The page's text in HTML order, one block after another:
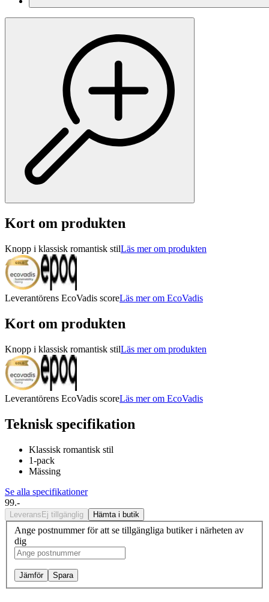
Kort om produkten
Knopp i klassisk romantisk stilLäs mer om produkten
Leverantörens EcoVadis scoreLäs mer om EcoVadis
Kort om produkten
Knopp i klassisk romantisk stilLäs mer om produkten
Leverantörens EcoVadis scoreLäs mer om EcoVadis
Teknisk specifikation
Klassisk romantisk stil
1-pack
Mässing
Se alla specifikationer
99.-
Leverans Ej tillgänglig Hämta i butik
Ange postnummer för att se tillgängliga butiker i närheten av
dig
Jämför Spara